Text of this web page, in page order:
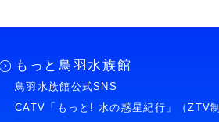
もっと鳥羽水族館
鳥羽水族館公式SNS
CATV「もっと! 水の惑星紀行」（ZTV制